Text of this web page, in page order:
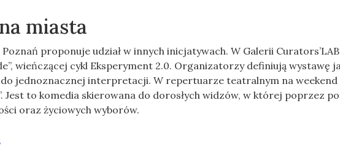
miasta
proponuje udział w innych inicjatywach. W Galerii
wieńczącej cykl Eksperyment 2.0. Organizatorzy definiują wystawę
jednoznacznej interpretacji. W repertuarze teatralnym na weekend
Jest to komedia skierowana do dorosłych widzów, w której poprzez
oraz życiowych wyborów.